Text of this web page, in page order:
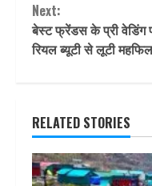
Next:
बेस्ट फ्रेंडस के प्री वेडिंग
रियल ब्यूटी से लूटी महफिल
RELATED STORIES